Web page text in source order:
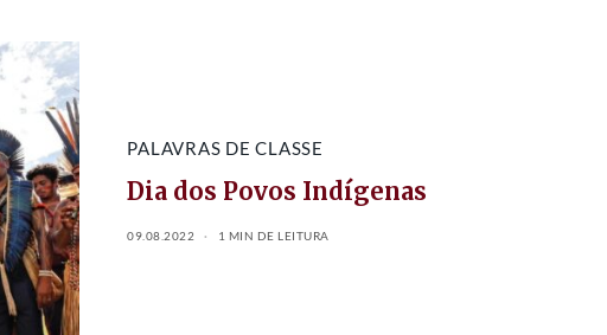
PALAVRAS DE CLASSE
Dia dos Povos Indígenas
09.08.2022 1 MIN DE LEITURA